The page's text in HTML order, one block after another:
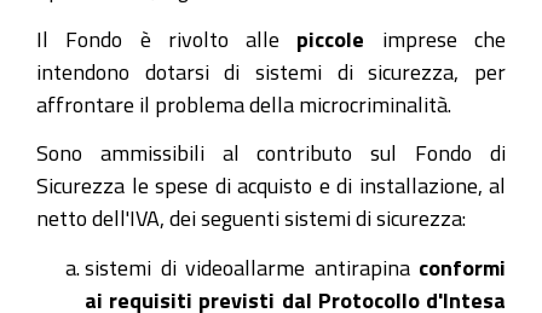
Il Fondo è rivolto alle piccole imprese che
intendono dotarsi di sistemi di sicurezza, per
affrontare il problema della microcriminalità.
Sono ammissibili al contributo sul Fondo di
Sicurezza le spese di acquisto e di installazione, al
netto dell'IVA, dei seguenti sistemi di sicurezza:
sistemi di videoallarme antirapina conformi
ai requisiti previsti dal Protocollo d'Intesa